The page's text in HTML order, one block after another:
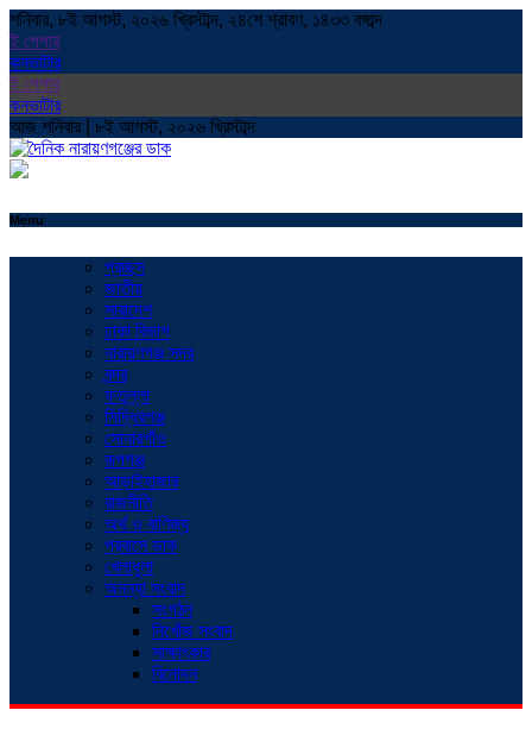
শনিবার, ৮ই আগস্ট, ২০২৬ খ্রিস্টাব্দ, ২৪শে শ্রাবণ, ১৪৩৩ বঙ্গাব্দ
ই পেপার
কনভাটার
ই পেপার
কনভাটার
আজ শনিবার | ৮ই আগস্ট, ২০২৬ খ্রিস্টাব্দ
Menu
প্রচ্ছদ
জাতীয়
সারাদেশ
ঢাকা বিভাগ
নারায়ণগঞ্জ সদর
বন্দর
ফতুল্লা
সিদ্ধিরগঞ্জ
সোনারগাঁও
রূপগঞ্জ
আড়াইহাজার
রাজনীতি
অর্থ ও বাণিজ্য
প্রবাসে ডাক
খেলাধুলা
অনন্যা সংবাদ
সংগঠন
নিখোঁজ সংবাদ
সাক্ষাৎকার
বিনোদন